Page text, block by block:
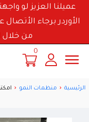
عميلنا العزيز لو
من خلال
0
الرئيسية منظمات النمو امكتون